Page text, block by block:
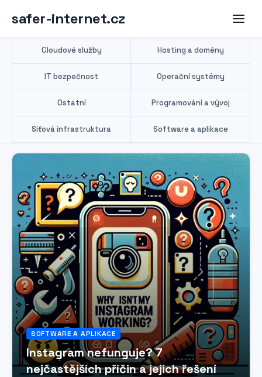
safer-internet.cz
Cloudové služby Hosting a domény
IT bezpečnost Operační systémy
Ostatní Programování a vývoj
Síťová infrastruktura Software a aplikace
SOFTWARE A APLIKACE
Instagram nefunguje? 7
nejčastějších příčin a jejich řešení